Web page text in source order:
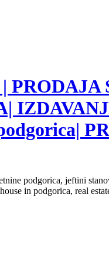
podgorica, jeftini
in podgorica, real